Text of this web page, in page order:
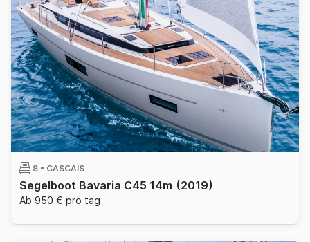
8 • CASCAIS
Segelboot Bavaria C45 14m (2019)
Ab 950 € pro tag